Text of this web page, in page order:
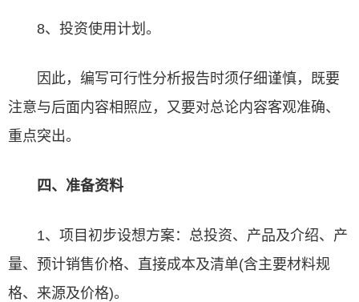
8、投资使用计划。
因此，编写可行性分析报告时须仔细谨慎，既要
注意与后面内容相照应，又要对总论内容客观准确、
重点突出。
四、准备资料
1、项目初步设想方案：总投资、产品及介绍、产
量、预计销售价格、直接成本及清单(含主要材料规
格、来源及价格)。